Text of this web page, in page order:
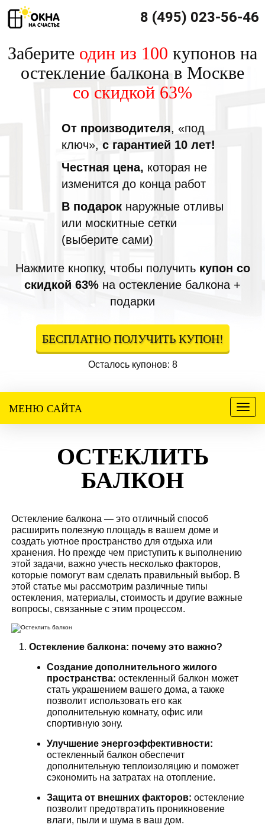
8 (495) 023-56-46
Заберите один из 100 купонов на
остекление балкона в Москве
со скидкой 63%
От производителя, «под
ключ», с гарантией 10 лет!
Честная цена, которая не
изменится до конца работ
В подарок наружные отливы
или москитные сетки
(выберите сами)
Нажмите кнопку, чтобы получить купон со
скидкой 63% на остекление балкона +
подарки
БЕСПЛАТНО ПОЛУЧИТЬ КУПОН!
Осталось купонов: 8
Меню
МЕНЮ САЙТА
ОСТЕКЛИТЬ
БАЛКОН
Остекление балкона — это отличный способ
расширить полезную площадь в вашем доме и
создать уютное пространство для отдыха или
хранения. Но прежде чем приступить к выполнению
этой задачи, важно учесть несколько факторов,
которые помогут вам сделать правильный выбор. В
этой статье мы рассмотрим различные типы
остекления, материалы, стоимость и другие важные
вопросы, связанные с этим процессом.
Остекление балкона: почему это важно?
Создание дополнительного жилого
пространства: остекленный балкон может
стать украшением вашего дома, а также
позволит использовать его как
дополнительную комнату, офис или
спортивную зону.
Улучшение энергоэффективности:
остекленный балкон обеспечит
дополнительную теплоизоляцию и поможет
сэкономить на затратах на отопление.
Защита от внешних факторов: остекление
позволит предотвратить проникновение
влаги, пыли и шума в ваш дом.